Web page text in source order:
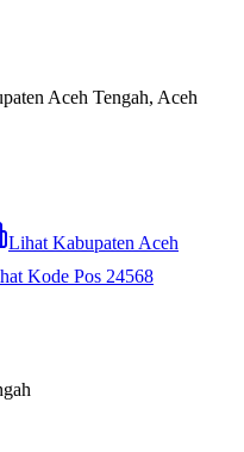
Aceh Tengah, Aceh
Lihat Kabupaten Aceh
Kode Pos 24568